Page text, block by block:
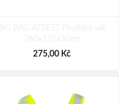
BIG BAG AZBEST Flexibilní vak
260x125x30cm
275,00 Kč